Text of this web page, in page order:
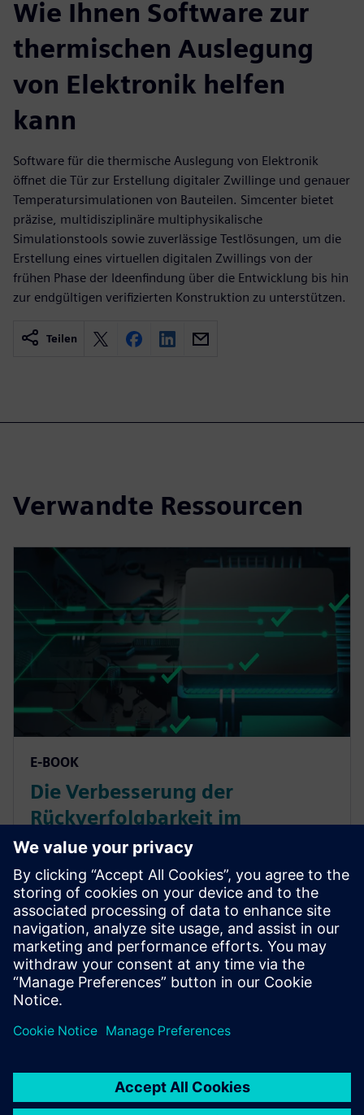
Wie Ihnen Software zur
thermischen Auslegung
von Elektronik helfen
kann
Software für die thermische Auslegung von Elektronik
öffnet die Tür zur Erstellung digitaler Zwillinge und genauer
Temperatursimulationen von Bauteilen. Simcenter bietet
präzise, multidisziplinäre multiphysikalische
Simulationstools sowie zuverlässige Testlösungen, um die
Erstellung eines virtuellen digitalen Zwillings von der
frühen Phase der Ideenfindung über die Entwicklung bis hin
zur endgültigen verifizierten Konstruktion zu unterstützen.
Teilen
Verwandte Ressourcen
E-BOOK
Die Verbesserung der
Rückverfolgbarkeit im
Lebenszyklus von Halbleitern
und der Produktqualität
So erreichen Sie eine durchgängige
Rückverfolgbarkeit und maximieren die
Produktqualität mit dem passenden Ansatz für den
Lebenszyklus von Halbleitern. Erfahren Sie mehr.